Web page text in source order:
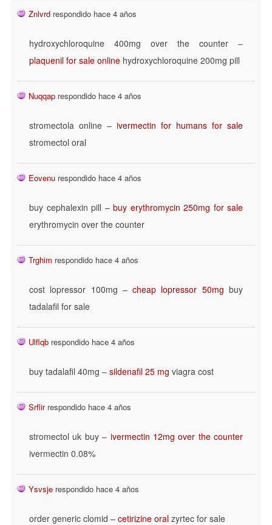
Znlvrd respondido hace 4 años
hydroxychloroquine 400mg over the counter –
plaquenil for sale online hydroxychloroquine 200mg pill
Nuqqap respondido hace 4 años
stromectola online – ivermectin for humans for sale
stromectol oral
Eovenu respondido hace 4 años
buy cephalexin pill – buy erythromycin 250mg for sale
erythromycin over the counter
Trghim respondido hace 4 años
cost lopressor 100mg –cheap lopressor 50mg buy
tadalafil for sale
Ulflqb respondido hace 4 años
buy tadalafil 40mg – sildenafil 25 mg viagra cost
Srflirrespondido hace 4 años
stromectol uk buy – ivermectin 12mg over the counter
ivermectin 0.08%
Ysvsje respondido hace 4 años
order generic clomid – cetirizine oral zyrtec for sale